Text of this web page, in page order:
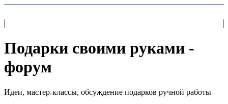
Подарки своими руками -
форум
Идеи, мастер-классы, обсуждение подарков ручной работы